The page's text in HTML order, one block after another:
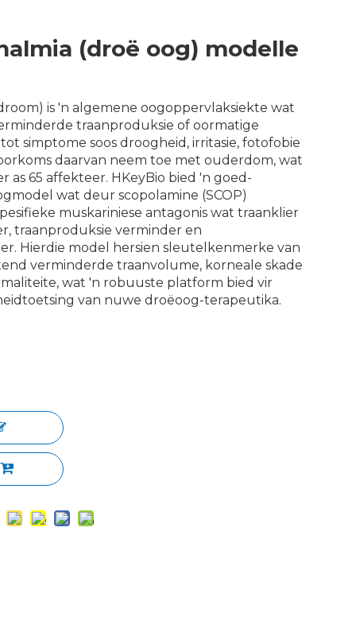
(droë oog) modelle
is 'n algemene oogoppervlaksiekte wat
traanproduksie of oormatige
simptome soos droogheid, irritasie, fotofobie
daarvan neem toe met ouderdom, wat
as 65 affekteer. HKeyBio bied 'n goed-
wat deur scopolamine (SCOP)
muskariniese antagonis wat traanklier
traanproduksie verminder en
Hierdie model hersien sleutelkenmerke van
verminderde traanvolume, korneale skade
wat 'n robuuste platform bied vir
van nuwe droëoog-terapeutika.